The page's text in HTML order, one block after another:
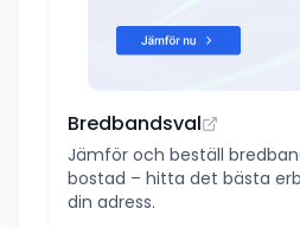
Bredbandsval
Jämför och beställ
bostad – hitta det bästa
din adress.